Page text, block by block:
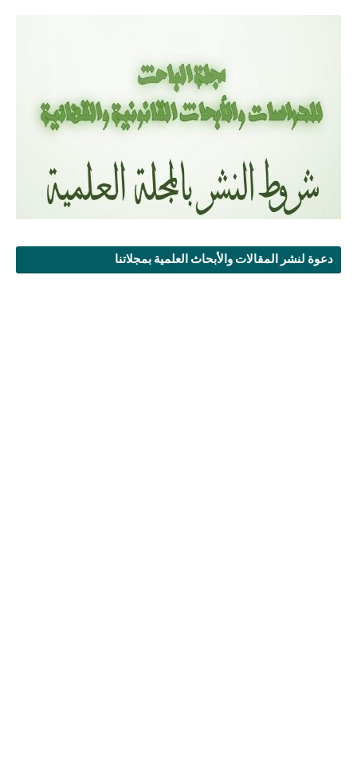
دعوة لنشر المقالات والأبحاث العلمية بمجلاتنا